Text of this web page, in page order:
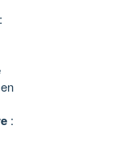
:
: